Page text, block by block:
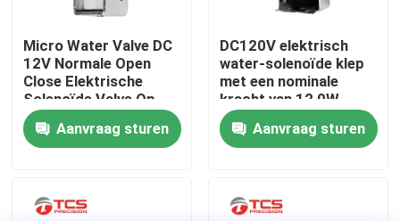
Neem contact met ons op
Nieuws
Bloggen
Micro Water Valve DC
12V Normale Open
Close Elektrische
Solenoïde Valve Op
maat
Aanvraag sturen
DC120V elektrisch
water-solenoïde klep
met een nominale
kracht van 12,0W
100mA Voor
koffiezetapparaat
Aanvraag sturen